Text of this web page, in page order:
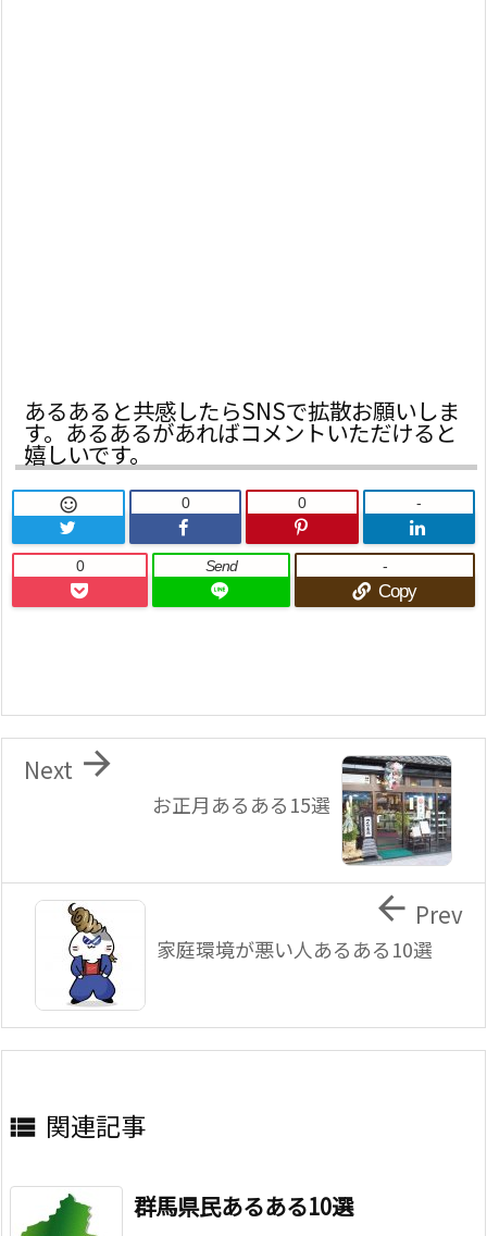
あるあると共感したらSNSで拡散お願いしま
す。あるあるがあればコメントいただけると
嬉しいです。
 0 0 -
0 Send
Copy
-
お正月あるある15選

Next
家庭環境が悪い人あるある10選
 Prev
 関連記事
群馬県民あるある10選